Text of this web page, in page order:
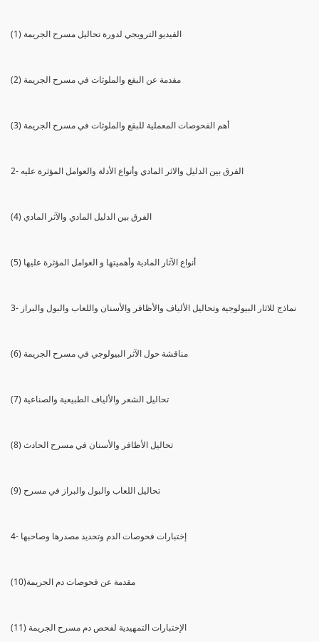
(1) الفيديو الترويجي لدورة تحاليل مسرح الجريمة
(2) مقدمة عن البقع والملوثات في مسرح الجريمة
(3) أهم الفحوصات المعملية للبقع والملوثات في مسرح الجريمة
2- الفرق بين الدليل والاثر المادي وأنواع الأدلة والعوامل المؤثرة عليه
(4) الفرق بين الدليل المادي والآثر المادي
(5) أنواع الآثار المادية وأهميتها و العوامل المؤثرة عليها
3- نماذج للاثار البيولوجية وتحاليل الألياف والأظافر والأسنان واللعاب والبول والبراز
(6) مناقشة حول الآثر البيولوجي في مسرح الجريمة
(7) تحاليل الشعر والألياف الطبيعية والصناعية
(8) تحاليل الأظافر والأسنان في مسرح الحادث
(9) تحاليل اللعاب والبول والبراز في مسرح
4- إختبارات فحوصات الدم وتحديد مصدرها وصاحبها
(10)مقدمة عن فحوصات دم الجريمة
(11) الإختبارات التمهيدية لفحص دم مسرح الجريمة